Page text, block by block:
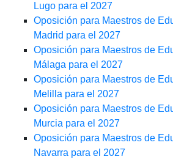
Lugo para el 2027
Oposición para Maestros de
Madrid para el 2027
Oposición para Maestros de
Málaga para el 2027
Oposición para Maestros de
Melilla para el 2027
Oposición para Maestros de
Murcia para el 2027
Oposición para Maestros de
Navarra para el 2027